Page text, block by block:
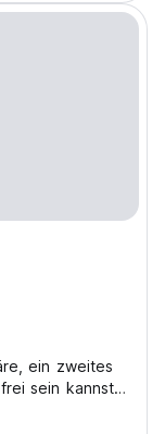
ein zweites
sein kannst?